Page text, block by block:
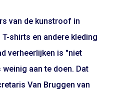
van de kunstroof in
shirts en andere kleding
verheerlijken is "niet
aan te doen. Dat
Van Bruggen van